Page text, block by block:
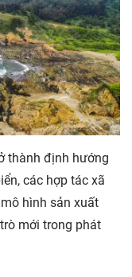
thành định hướng
các hợp tác xã
hình sản xuất
mới trong phát